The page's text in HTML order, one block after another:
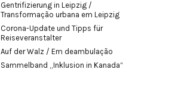
Gentrifizierung in Leipzig /
Transformação urbana em Leipzig
Corona-Update und Tipps für
Reiseveranstalter
Auf der Walz / Em deambulação
Sammelband „Inklusion in Kanada“